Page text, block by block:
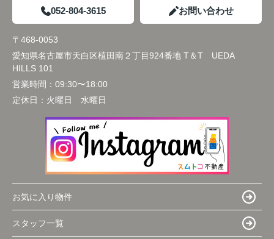
052-804-3615 お問い合わせ
〒468-0053
愛知県名古屋市天白区植田南２丁目924番地 T＆T UEDA
HILLS 101
営業時間： 09:30〜18:00
定休日： 火曜日 水曜日
お気に入り物件
スタッフ一覧